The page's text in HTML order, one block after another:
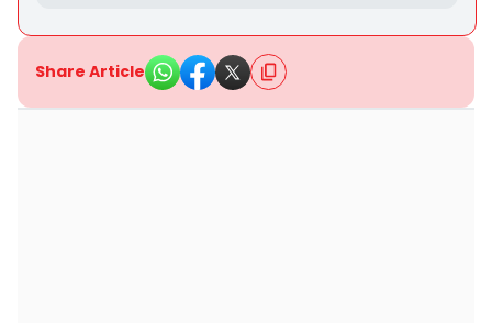
Share Article